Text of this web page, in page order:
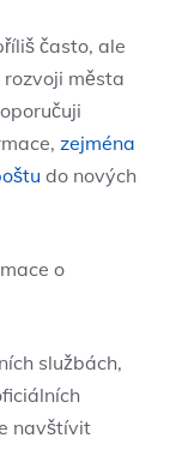
často, ale
města
zejména
do nových
o
službách,
navštívit